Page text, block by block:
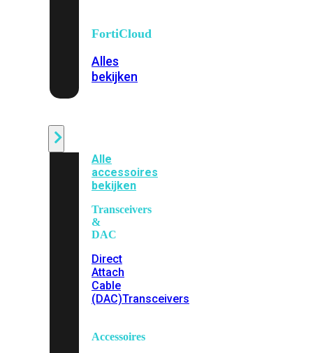
FortiCloud
Alles
bekijken
Alle
accessoires
bekijken
Transceivers
&
DAC
Direct
Attach
Cable
(DAC)Transceivers
Accessoires